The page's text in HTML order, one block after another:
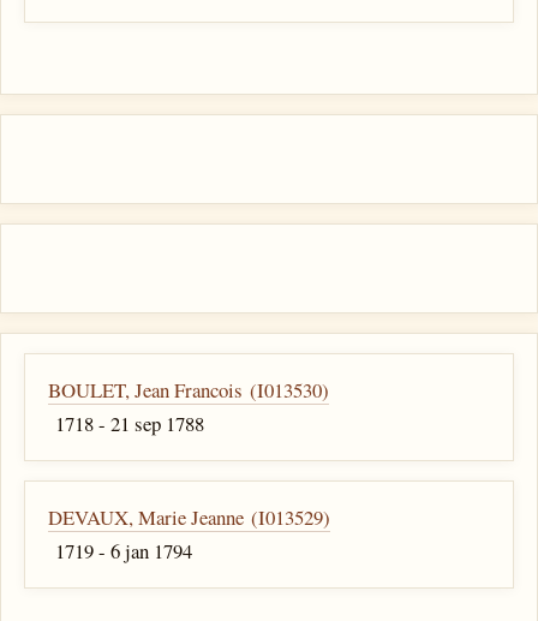
BOULET, Jean Francois (I013530)
1718 - 21 sep 1788
DEVAUX, Marie Jeanne (I013529)
1719 - 6 jan 1794